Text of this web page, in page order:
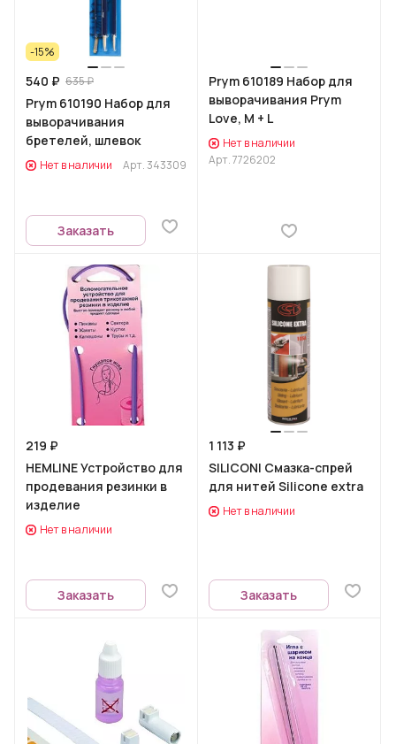
-15%
540 ₽ 635 ₽
Prym 610190 Набор для
выворачивания
бретелей, шлевок
Нет в наличии Арт.343309
Заказать
Prym 610189 Набор для
выворачивания Prym
Love, M + L
Нет в наличии
Арт.7726202
219 ₽
HEMLINE Устройство для
продевания резинки в
изделие
Нет в наличии
Заказать
1 113 ₽
SILICONI Смазка-спрей
для нитей Silicone extra
Нет в наличии
Заказать